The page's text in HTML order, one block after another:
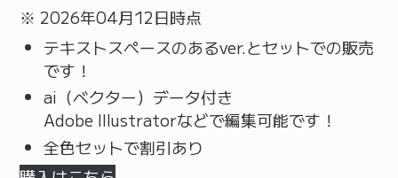
※ 2026年04月12日時点
テキストスペースのあるver.とセットでの販売
です！
ai（ベクター）データ付き
Adobe Illustratorなどで編集可能です！
全色セットで割引あり